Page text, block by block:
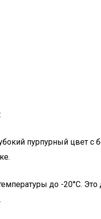
пурпурный цвет с
до -20°C. Это